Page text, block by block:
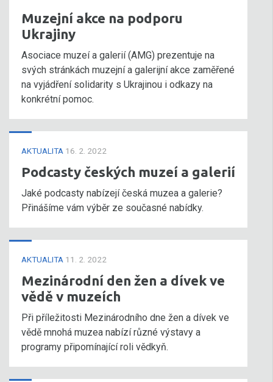
Muzejní akce na podporu
Ukrajiny
Asociace muzeí a galerií (AMG) prezentuje na
svých stránkách muzejní a galerijní akce zaměřené
na vyjádření solidarity s Ukrajinou i odkazy na
konkrétní pomoc.
AKTUALITA 16. 2. 2022
Podcasty českých muzeí a galerií
Jaké podcasty nabízejí česká muzea a galerie?
Přinášíme vám výběr ze současné nabídky.
AKTUALITA 11. 2. 2022
Mezinárodní den žen a dívek ve
vědě v muzeích
Při příležitosti Mezinárodního dne žen a dívek ve
vědě mnohá muzea nabízí různé výstavy a
programy připomínající roli vědkyň.